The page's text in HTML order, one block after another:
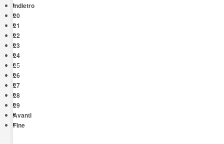
Indietro
20
21
22
23
24
25
26
27
28
29
Avanti
Fine